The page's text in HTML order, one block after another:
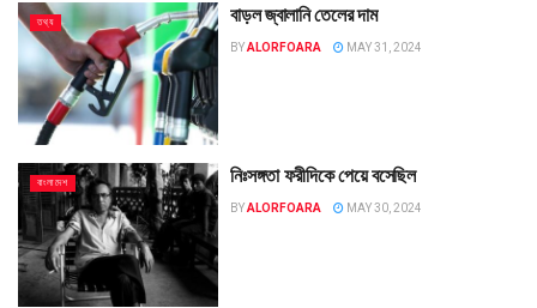
তথ্য বাড়ল জ্বালানি তেলের দাম
BYALORFOARA MAY 31, 2024
বাংলাদেশ নিঃসঙ্গতা ফরীদিকে পেয়ে বসেছিল
BYALORFOARA MAY 30, 2024